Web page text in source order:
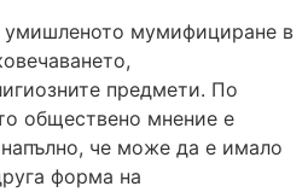
умишленото мумифициране в
предмети. По
обществено мнение е
че може да е имало
форма на